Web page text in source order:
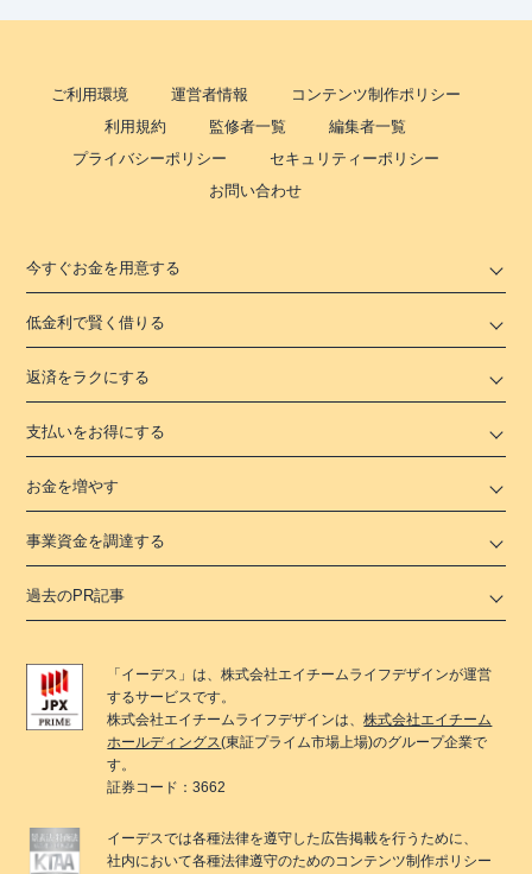
ご利用環境 運営者情報
コンテンツ制作ポリシー
利用規約
監修者一覧
編集者一覧
プライバシーポリシー
セキュリティーポリシー
お問い合わせ
今すぐお金を用意する
低金利で賢く借りる
返済をラクにする
支払いをお得にする
お金を増やす
事業資金を調達する
過去のPR記事
「 イーデス 」は、株式会社エイチームライフデザインが運営
するサービスです。
株式会社エイチームライフデザインは、株式会社エイチーム
ホールディングス(東証プライム市場上場)のグループ企業で
す。
証券コード：3662
イーデスでは各種法律を遵守した広告掲載を行うために、
社内において各種法律遵守のためのコンテンツ制作ポリシー